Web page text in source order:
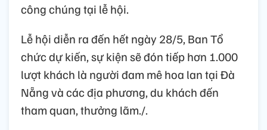
công chúng tại lễ hội.
Lễ hội diễn ra đến hết ngày 28/5, Ban Tổ
chức dự kiến, sự kiện sẽ đón tiếp hơn 1.000
lượt khách là người đam mê hoa lan tại Đà
Nẵng và các địa phương, du khách đến
tham quan, thưởng lãm./.